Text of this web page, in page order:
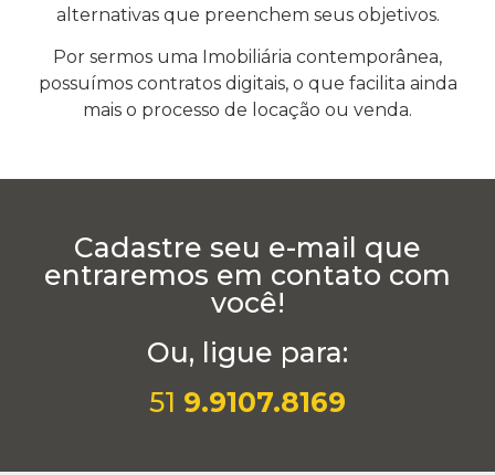
alternativas que preenchem seus objetivos.
Por sermos uma Imobiliária contemporânea,
possuímos contratos digitais, o que facilita ainda
mais o processo de locação ou venda.
Cadastre seu e-mail que
entraremos em contato com
você!
Ou, ligue para:
51 9.9107.8169